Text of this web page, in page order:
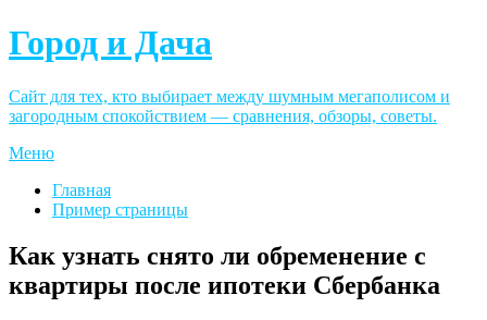
Город и Дача
Сайт для тех, кто выбирает между шумным мегаполисом и
загородным спокойствием — сравнения, обзоры, советы.
Меню
Главная
Пример страницы
Как узнать снято ли обременение с
квартиры после ипотеки Сбербанка